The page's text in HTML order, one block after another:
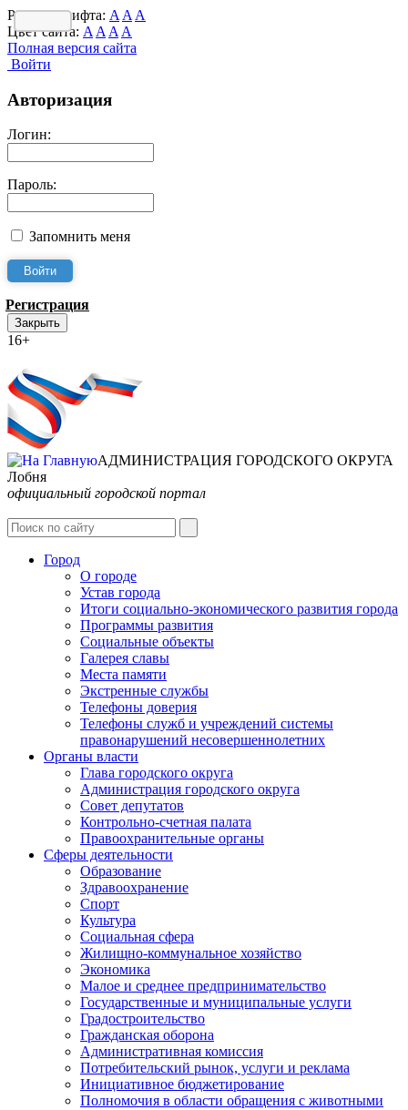
Размер шрифта: A A A
Цвет сайта: A A A A
Полная версия сайта
Войти
Авторизация
Логин:
Пароль:
Запомнить меня
Регистрация
Закрыть
16+
АДМИНИСТРАЦИЯ ГОРОДСКОГО ОКРУГА
Лобня
официальный городской портал
Город
О городе
Устав города
Итоги социально-экономического развития города
Программы развития
Социальные объекты
Галерея славы
Места памяти
Экстренные службы
Телефоны доверия
Телефоны служб и учреждений системы
правонарушений несовершеннолетних
Органы власти
Глава городского округа
Администрация городcкого округа
Совет депутатов
Контрольно-счетная палата
Правоохранительные органы
Сферы деятельности
Образование
Здравоохранение
Спорт
Культура
Социальная сфера
Жилищно-коммунальное хозяйство
Экономика
Малое и среднее предпринимательство
Государственные и муниципальные услуги
Градостроительство
Гражданская оборона
Административная комиссия
Потребительский рынок, услуги и реклама
Инициативное бюджетирование
Полномочия в области обращения с животными